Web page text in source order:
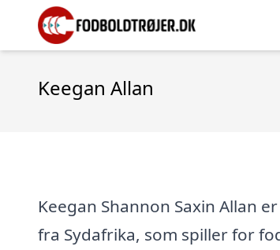
Keegan Allan
Keegan Shannon Saxin Allan
fra Sydafrika, som spiller for